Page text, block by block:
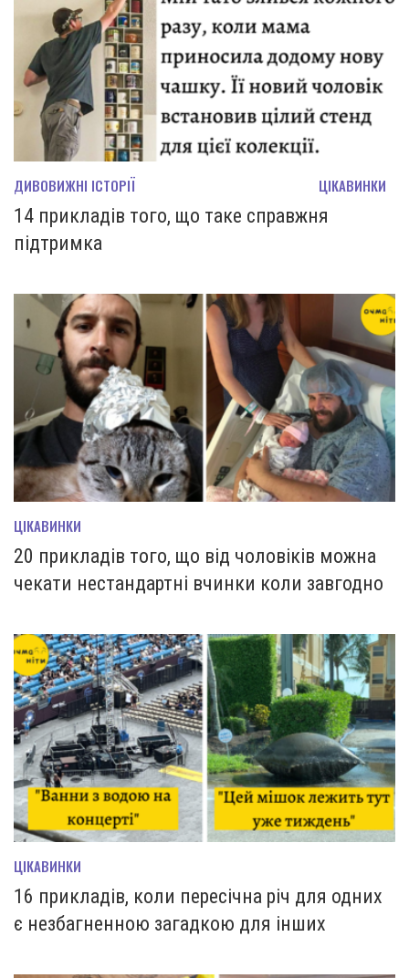
ДИВОВИЖНІ ІСТОРІЇ ЦІКАВИНКИ
14 прикладів того, що таке справжня
підтримка
ЦІКАВИНКИ
20 прикладів того, що від чоловіків можна
чекати нестандартні вчинки коли завгодно
ЦІКАВИНКИ
16 прикладів, коли пересічна річ для одних
є незбагненною загадкою для інших